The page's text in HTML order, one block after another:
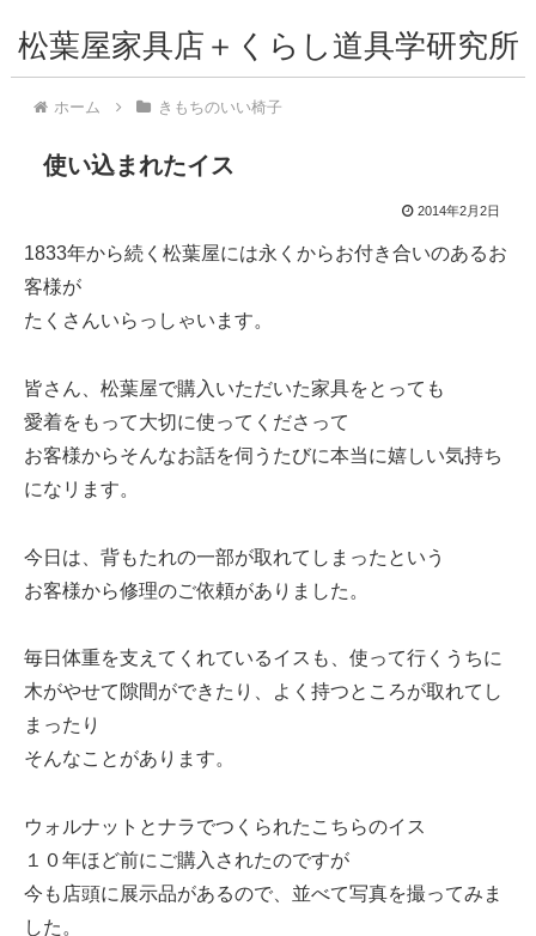
松葉屋家具店＋くらし道具学研究所
ホーム きもちのいい椅子
使い込まれたイス
2014年2月2日
1833年から続く松葉屋には永くからお付き合いのあるお
客様が
たくさんいらっしゃいます。
皆さん、松葉屋で購入いただいた家具をとっても
愛着をもって大切に使ってくださって
お客様からそんなお話を伺うたびに本当に嬉しい気持ち
になリます。
今日は、背もたれの一部が取れてしまったという
お客様から修理のご依頼がありました。
毎日体重を支えてくれているイスも、使って行くうちに
木がやせて隙間ができたり、よく持つところが取れてし
まったり
そんなことがあります。
ウォルナットとナラでつくられたこちらのイス
１０年ほど前にご購入されたのですが
今も店頭に展示品があるので、並べて写真を撮ってみま
した。